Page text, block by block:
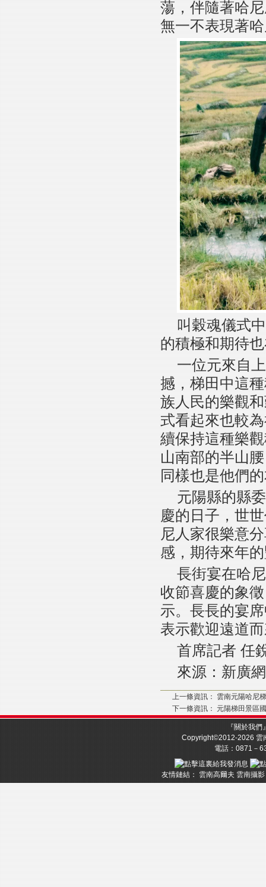
蕩，伴隨著哈
無一不表現著
叫穀魂儀式
的積極和期待
一位元來自
撼，梯田中這
族人民的樂觀
式看起來也較
續保持這種樂
山南部的半山
同樣也是他們
元陽縣的縣
慶的日子，世
尼人家很樂意
感，期待來年
長街宴在哈
收節喜慶的象
示。長長的宴
表示歡迎遠道
首席記者 任
來源：新廣網
上一條資訊： 雲南元陽哈尼
下一條資訊： 元陽梯田景區
『關於我們
Copyright©2012-2026雲
電話：0871－
友情鏈結：雲南高爾夫 雲南攝影